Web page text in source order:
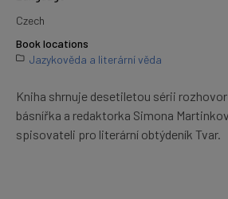
Czech
Book locations
Jazykověda a literární věda
Kniha shrnuje desetiletou sérii
básnířka a redaktorka Simona
spisovateli pro literární obtýdeník Tvar.